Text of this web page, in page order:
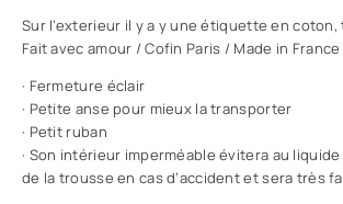
Sur l’exterieur il y a y une étiquette en
Fait avec amour / Cofin Paris / Made in France
· Fermeture éclair
· Petite anse pour mieux la transporter
· Petit ruban
· Son intérieur imperméable évitera au
de la trousse en cas d’accident et sera très